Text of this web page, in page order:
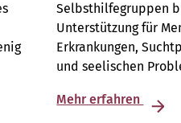
Selbsthilfegruppen
Unterstützung für
Erkrankungen,
und seelischen
Mehr erfahren